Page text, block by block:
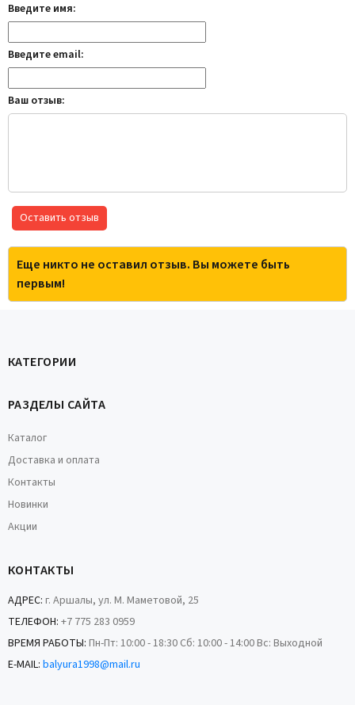
Введите имя:
Введите email:
Ваш отзыв:
Оставить отзыв
Еще никто не оставил отзыв. Вы можете быть
первым!
КАТЕГОРИИ
РАЗДЕЛЫ САЙТА
Каталог
Доставка и оплата
Контакты
Новинки
Акции
КОНТАКТЫ
АДРЕС: г. Аршалы, ул. М. Маметовой, 25
ТЕЛЕФОН: +7 775 283 0959
ВРЕМЯ РАБОТЫ: Пн-Пт: 10:00 - 18:30 Сб: 10:00 - 14:00 Вс: Выходной
E-MAIL: balyura1998@mail.ru